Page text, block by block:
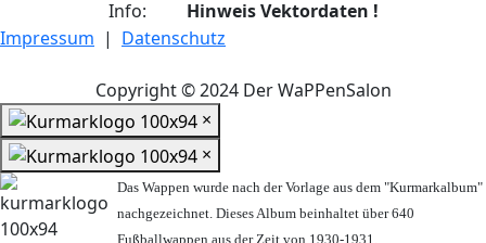
Info:
Hinweis Vektordaten !
Impressum | Datenschutz
Copyright © 2024 Der WaPPenSalon
×
×
Das Wappen wurde nach der Vorlage aus dem "Kurmarkalbum"
nachgezeichnet. Dieses Album beinhaltet über 640
Fußballwappen aus der Zeit von 1930-1931.